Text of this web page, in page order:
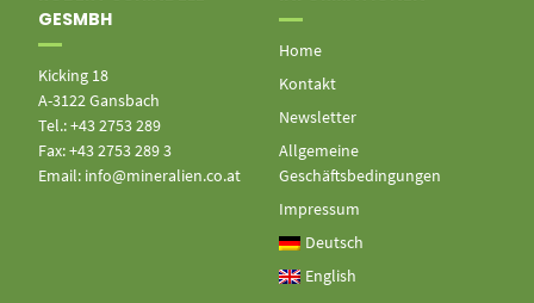
GESMBH
Kicking 18
A-3122 Gansbach
Tel.: +43 2753 289
Fax: +43 2753 289 3
Email: info@mineralien.co.at
Home
Kontakt
Newsletter
Allgemeine
Geschäftsbedingungen
Impressum
Deutsch
English